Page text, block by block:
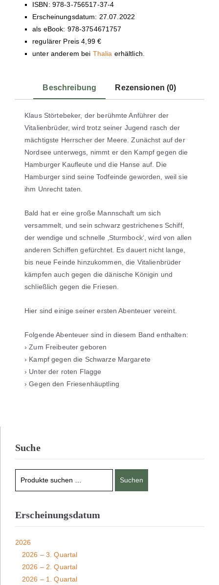
ISBN: 978-3-756517-37-4
Erscheinungsdatum: 27.07.2022
als eBook: 978-3754671757
regulärer Preis 4,99 €
unter anderem bei Thalia erhältlich.
Beschreibung Rezensionen (0)
Klaus Störtebeker, der berühmte Anführer der
Vitalienbrüder, wird trotz seiner Jugend rasch der
mächtigste Herrscher der Meere. Zunächst auf der
Nordsee unterwegs, nimmt er den Kampf gegen die
Hamburger Kaufleute und die Hanse auf. Die
Hamburger sind seine Todfeinde geworden, weil sie
ihm Unrecht taten.
Bald hat er eine große Mannschaft um sich
versammelt, und sein schwarz gestrichenes Schiff,
der wendige und schnelle ‚Sturmbock‘, wird von allen
anderen Schiffen gefürchtet. Es dauert nicht lange,
bis neue Feinde hinzukommen, die Vitalienbrüder
kämpfen auch gegen die dänische Königin und
schließlich gegen die Friesen.
Hier sind einige seiner ersten Abenteuer vereint.
Folgende Abenteuer sind in diesem Band enthalten:
› Zum Freibeuter geboren
› Kampf gegen die Schwarze Margarete
› Unter der roten Flagge
› Gegen den Friesenhäuptling
Suche
Suchen
Erscheinungsdatum
2026
2026 – 3. Quartal
2026 – 2. Quartal
2026 – 1. Quartal